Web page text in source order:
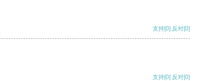
支持[0] 反对[0]
支持[0] 反对[0]